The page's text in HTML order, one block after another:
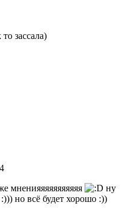
зассала)
мненияяяяяяяяяяя
ну
но всё будет хорошо :))